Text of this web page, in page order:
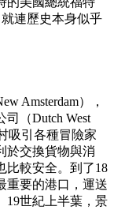
就連歷史本身似乎
Amsterdam），
（Dutch West
吸引各種冒險家
於交換貨物與消
比較安全。到了18
重要的港口，運送
19世紀上半葉，景